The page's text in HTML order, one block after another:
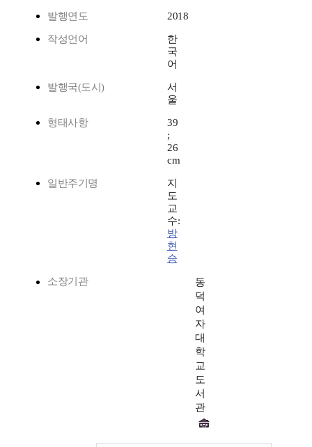
발행연도 2018
작성언어
한
국
어
발행국(도시)
서
울
형태사항
39
;
26
cm
일반주기명
지
도
교
수:
방
현
승
소장기관
동
덕
여
자
대
학
교
도
서
관